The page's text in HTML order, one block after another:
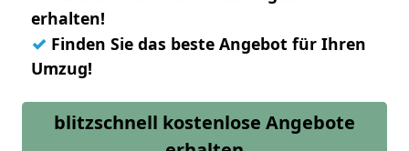
erhalten!
✓ Finden Sie das beste Angebot für Ihren
Umzug!
blitzschnell kostenlose Angebote